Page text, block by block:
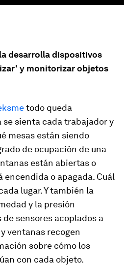
desarrolla dispositivos
y monitorizar objetos
todo queda
se sienta cada trabajador y
mesas están siendo
de ocupación de una
están abiertas o
encendida o apagada. Cuál
lugar. Y también la
y la presión
sensores acoplados a
ventanas recogen
sobre cómo los
con cada objeto.